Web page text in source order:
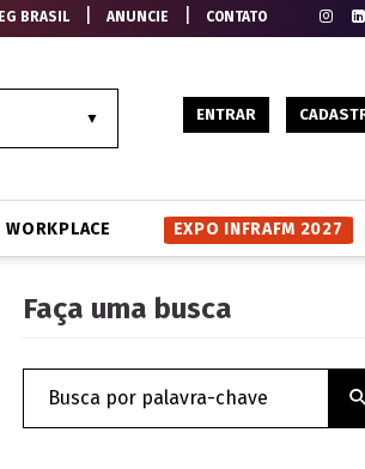
IEG BRASIL|ANUNCIE CONTATO
ENTRAR
WORKPLACE EXPO INFRAFM 2027
Faça uma busca